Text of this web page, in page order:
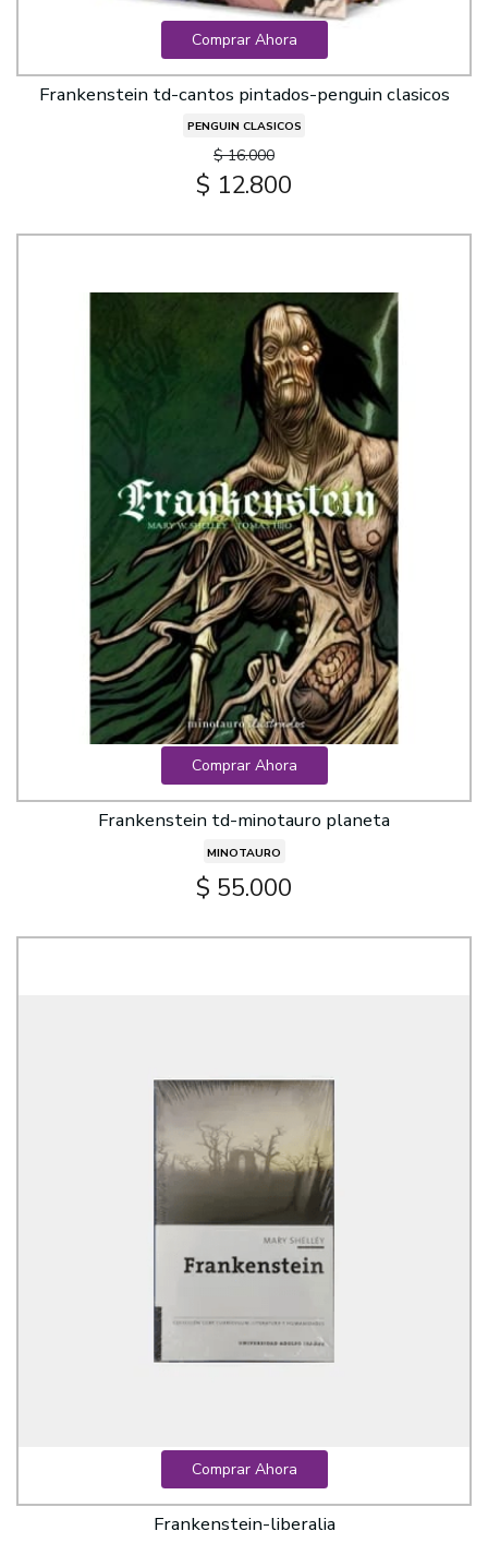
Comprar Ahora
Frankenstein td-cantos pintados-penguin clasicos
PENGUIN CLASICOS
$ 16.000
$ 12.800
Comprar Ahora
Frankenstein td-minotauro planeta
MINOTAURO
$ 55.000
Comprar Ahora
Frankenstein-liberalia